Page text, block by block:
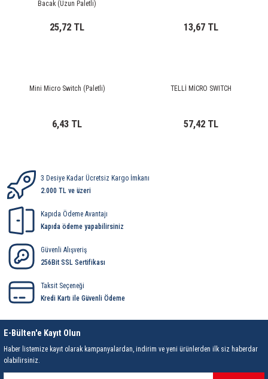
Bacak (Uzun Paletli)
25,72 TL 13,67 TL
Mini Micro Switch (Paletli)
6,43 TL
TELLİ MİCRO SWITCH
57,42 TL
3 Desiye Kadar Ücretsiz Kargo İmkanı
2.000 TL ve üzeri
Kapıda Ödeme Avantajı
Kapıda ödeme yapabilirsiniz
Güvenli Alışveriş
256Bit SSL Sertifikası
Taksit Seçeneği
Kredi Kartı ile Güvenli Ödeme
E-Bülten'e Kayıt Olun
Haber listemize kayıt olarak kampanyalardan, indirim ve yeni ürünlerden ilk siz haberdar
olabilirsiniz.